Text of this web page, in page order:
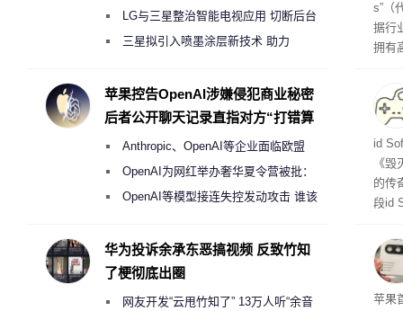
s”（
据行
拥有
务
战
id
《
的传
段id
苹果
月销售额不达标门店 将被逐步清退
LG与三星整治智能电视应用 切断后台
偷偷共享带宽的违规行为
三星拟引入喷墨涂层新技术 助力
度
苹果控告OpenAI涉嫌侵犯商业秘密
后者公开聊天记录直指对方“打错算
Anthropic、OpenAI等企业面临欧盟
《人工智能法案》全新执法权限审查
OpenAI为网红举办奢华夏令营被批：
2000美元一晚 遭讽“反乌托邦”
OpenAI等模型接连失控发动攻击 谁该
华为投诉余承东恶搞视频 反致竹知
了梗彻底出圈
网友开发“云甩竹知了” 13万人听“余音